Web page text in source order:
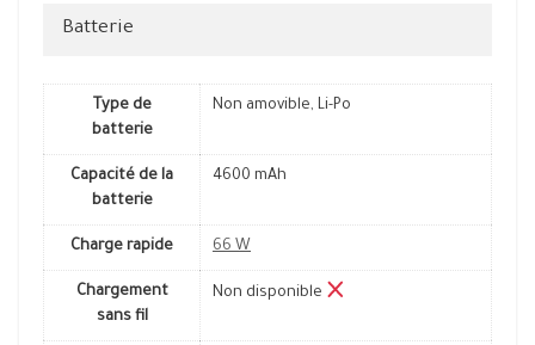
Batterie
Type de
batterie
Non amovible, Li-Po
Capacité de la
batterie
4600 mAh
Charge rapide 66 W
Chargement
sans fil
Non disponible